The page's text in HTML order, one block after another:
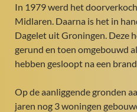
In 1979 werd het
Midlaren. Daarna is het in
Dagelet uit Groningen. Deze
gerund en toen omgebouwd
hebben gesloopt na een brand.
Op de aanliggende gronden
jaren nog 3 woningen